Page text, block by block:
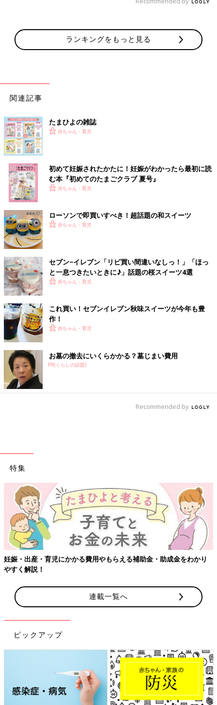
ランキングをもっと見る
関連記事
たまひよの雑誌
赤ちゃん・育児
初めて妊娠されたかたに！妊娠がわかったら最初に読
む本『初めてのたまごクラブ 夏号』
赤ちゃん・育児
ローソンで即買いすべき！超話題の和スイーツ
赤ちゃん・育児
セブン−イレブン「リピ買い間違いなしっ！」「ほっ
と一息つきたいときに♪」話題の桜スイーツ4選
赤ちゃん・育児
これ買い！セブンイレブン秋味スイーツが今年も豊
作！
赤ちゃん・育児
お墓の撤去にいくらかかる？墓じまい費用
PR(くらしの話題)
Recommended by
特集
妊娠・出産・育児にかかる費用やもらえる補助金・助成金をわかり
やすく解説！
連載一覧へ
ピックアップ